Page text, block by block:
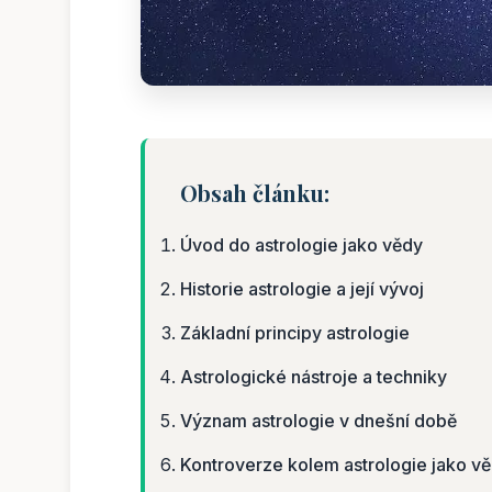
Obsah článku:
Úvod do astrologie jako vědy
Historie astrologie a její vývoj
Základní principy astrologie
Astrologické nástroje a techniky
Význam astrologie v dnešní době
Kontroverze kolem astrologie jako